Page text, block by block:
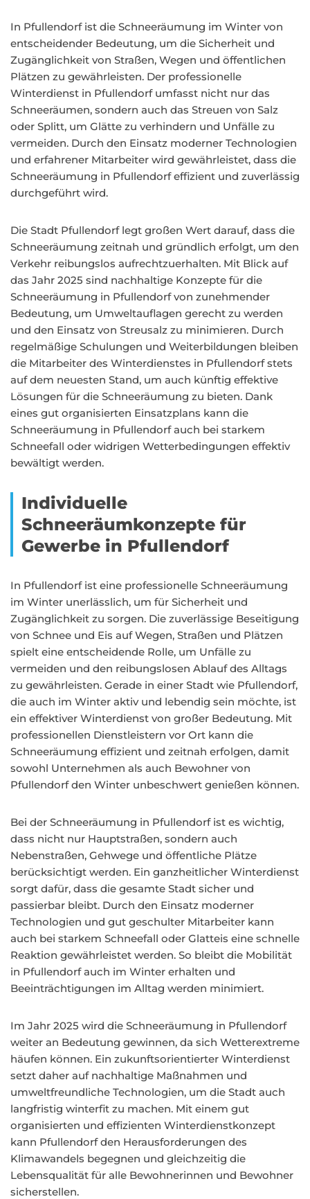
In Pfullendorf ist die Schneeräumung im Winter von
entscheidender Bedeutung, um die Sicherheit und
Zugänglichkeit von Straßen, Wegen und öffentlichen
Plätzen zu gewährleisten. Der professionelle
Winterdienst in Pfullendorf umfasst nicht nur das
Schneeräumen, sondern auch das Streuen von Salz
oder Splitt, um Glätte zu verhindern und Unfälle zu
vermeiden. Durch den Einsatz moderner Technologien
und erfahrener Mitarbeiter wird gewährleistet, dass die
Schneeräumung in Pfullendorf effizient und zuverlässig
durchgeführt wird.
Die Stadt Pfullendorf legt großen Wert darauf, dass die
Schneeräumung zeitnah und gründlich erfolgt, um den
Verkehr reibungslos aufrechtzuerhalten. Mit Blick auf
das Jahr 2025 sind nachhaltige Konzepte für die
Schneeräumung in Pfullendorf von zunehmender
Bedeutung, um Umweltauflagen gerecht zu werden
und den Einsatz von Streusalz zu minimieren. Durch
regelmäßige Schulungen und Weiterbildungen bleiben
die Mitarbeiter des Winterdienstes in Pfullendorf stets
auf dem neuesten Stand, um auch künftig effektive
Lösungen für die Schneeräumung zu bieten. Dank
eines gut organisierten Einsatzplans kann die
Schneeräumung in Pfullendorf auch bei starkem
Schneefall oder widrigen Wetterbedingungen effektiv
bewältigt werden.
Individuelle
Schneeräumkonzepte für
Gewerbe in Pfullendorf
In Pfullendorf ist eine professionelle Schneeräumung
im Winter unerlässlich, um für Sicherheit und
Zugänglichkeit zu sorgen. Die zuverlässige Beseitigung
von Schnee und Eis auf Wegen, Straßen und Plätzen
spielt eine entscheidende Rolle, um Unfälle zu
vermeiden und den reibungslosen Ablauf des Alltags
zu gewährleisten. Gerade in einer Stadt wie Pfullendorf,
die auch im Winter aktiv und lebendig sein möchte, ist
ein effektiver Winterdienst von großer Bedeutung. Mit
professionellen Dienstleistern vor Ort kann die
Schneeräumung effizient und zeitnah erfolgen, damit
sowohl Unternehmen als auch Bewohner von
Pfullendorf den Winter unbeschwert genießen können.
Bei der Schneeräumung in Pfullendorf ist es wichtig,
dass nicht nur Hauptstraßen, sondern auch
Nebenstraßen, Gehwege und öffentliche Plätze
berücksichtigt werden. Ein ganzheitlicher Winterdienst
sorgt dafür, dass die gesamte Stadt sicher und
passierbar bleibt. Durch den Einsatz moderner
Technologien und gut geschulter Mitarbeiter kann
auch bei starkem Schneefall oder Glatteis eine schnelle
Reaktion gewährleistet werden. So bleibt die Mobilität
in Pfullendorf auch im Winter erhalten und
Beeinträchtigungen im Alltag werden minimiert.
Im Jahr 2025 wird die Schneeräumung in Pfullendorf
weiter an Bedeutung gewinnen, da sich Wetterextreme
häufen können. Ein zukunftsorientierter Winterdienst
setzt daher auf nachhaltige Maßnahmen und
umweltfreundliche Technologien, um die Stadt auch
langfristig winterfit zu machen. Mit einem gut
organisierten und effizienten Winterdienstkonzept
kann Pfullendorf den Herausforderungen des
Klimawandels begegnen und gleichzeitig die
Lebensqualität für alle Bewohnerinnen und Bewohner
sicherstellen.